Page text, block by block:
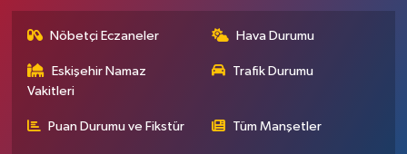
Nöbetçi Eczaneler Hava Durumu
Eskişehir Namaz
Vakitleri
Trafik Durumu
Puan Durumu ve Fikstür Tüm Manşetler